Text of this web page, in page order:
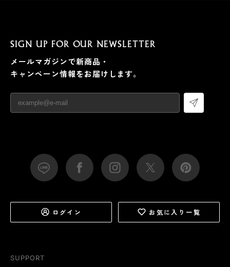
SUPPORT
SIGN UP FOR OUR NEWSLETTER
メールマガジンで新商品・
キャンペーン情報をお届けします。
ログイン お気に入り一覧